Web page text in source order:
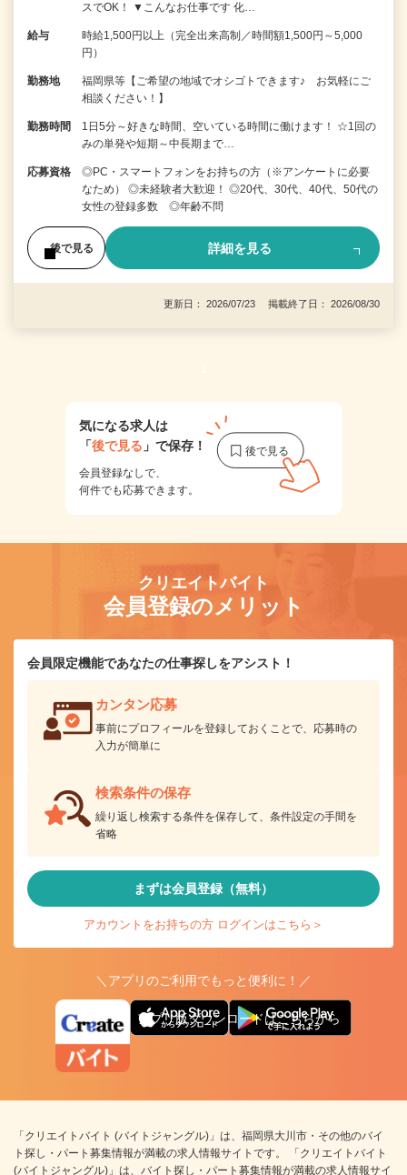
スでOK！ ▼こんなお仕事です 化…
給与
時給1,500円以上（完全出来高制／時間額1,500円～5,000
円）
勤務地
福岡県等【ご希望の地域でオシゴトできます♪ お気軽にご
相談ください！】
勤務時間
1日5分～好きな時間、空いている時間に働けます！ ☆1回の
みの単発や短期～中長期まで…
応募資格
◎PC・スマートフォンをお持ちの方（※アンケートに必要
なため） ◎未経験者大歓迎！ ◎20代、30代、40代、50代の
女性の登録多数 ◎年齢不問
後で見る 詳細を見る
更新日： 2026/07/23 掲載終了日： 2026/08/30
1
気になる求人は
「後で見る 」で保存！
会員登録なしで、
何件でも応募できます。
クリエイトバイト
会員登録のメリット
会員限定機能であなたの仕事探しをアシスト！
カンタン応募
事前にプロフィールを登録しておくことで、応募時の
入力が簡単に
検索条件の保存
繰り返し検索する条件を保存して、条件設定の手間を
省略
まずは会員登録（無料）
アカウントをお持ちの方 ログインはこちら＞
＼アプリのご利用でもっと便利に！／
アプリ版ダウンロードはこちらから
「クリエイトバイト (バイトジャングル)」は、福岡県大川市・その他のバイ
ト探し・パート募集情報が満載の求人情報サイトです。 「クリエイトバイト
(バイトジャングル)」は、バイト探し・パート募集情報が満載の求人情報サイ